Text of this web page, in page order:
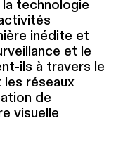
technologie
inédite et
et le
ils à travers le
réseaux
de
visuelle